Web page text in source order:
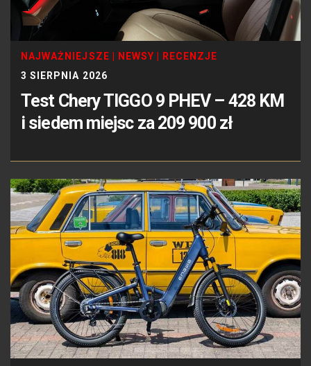
NAJWAŻNIEJSZE NEWSY
RECENZJE
3 SIERPNIA 2026
Test Chery TIGGO 9 PHEV – 428 KM
i siedem miejsc za 209 900 zł